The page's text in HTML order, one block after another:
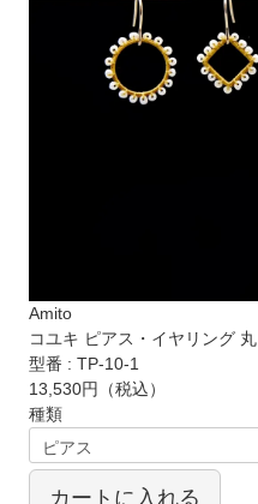
Amito
コユキ ピアス・イヤリング 丸
型番 : TP-10-1
13,530円 （税込）
種類
カートに入れる